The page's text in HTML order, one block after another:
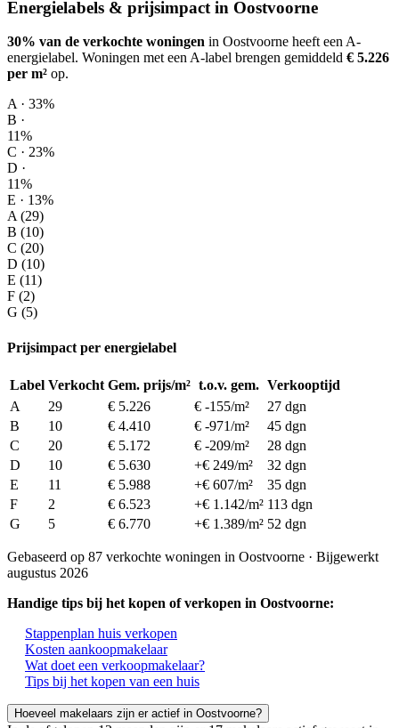
Energielabels & prijsimpact in Oostvoorne
30% van de verkochte woningen in Oostvoorne heeft een A-
energielabel. Woningen met een A-label brengen gemiddeld € 5.226
per m² op.
A · 33%
B ·
11%
C · 23%
D ·
11%
E · 13%
A (29)
B (10)
C (20)
D (10)
E (11)
F (2)
G (5)
Prijsimpact per energielabel
Label Verkocht Gem. prijs/m² t.o.v. gem. Verkooptijd
A
29 € 5.226 € -155/m²
27 dgn
B
10 € 4.410 € -971/m²
45 dgn
C
20 € 5.172 € -209/m²
28 dgn
D
10 € 5.630 +€ 249/m²
32 dgn
E
11 € 5.988 +€ 607/m²
35 dgn
F
2 € 6.523 +€ 1.142/m² 113 dgn
G
5 € 6.770 +€ 1.389/m² 52 dgn
Gebaseerd op 87 verkochte woningen in Oostvoorne · Bijgewerkt
augustus 2026
Handige tips bij het kopen of verkopen in Oostvoorne:
Stappenplan huis verkopen
Kosten aankoopmakelaar
Wat doet een verkoopmakelaar?
Tips bij het kopen van een huis
Hoeveel makelaars zijn er actief in Oostvoorne?